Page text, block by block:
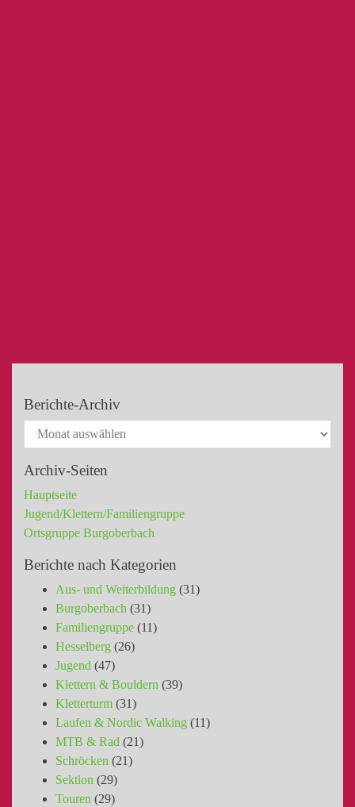
Berichte-Archiv
Archiv-Seiten
Hauptseite
Jugend/Klettern/Familiengruppe
Ortsgruppe Burgoberbach
Berichte nach Kategorien
Aus- und Weiterbildung (31)
Burgoberbach (31)
Familiengruppe (11)
Hesselberg (26)
Jugend (47)
Klettern & Bouldern (39)
Kletterturm (31)
Laufen & Nordic Walking (11)
MTB & Rad (21)
Schröcken (21)
Sektion (29)
Touren (29)